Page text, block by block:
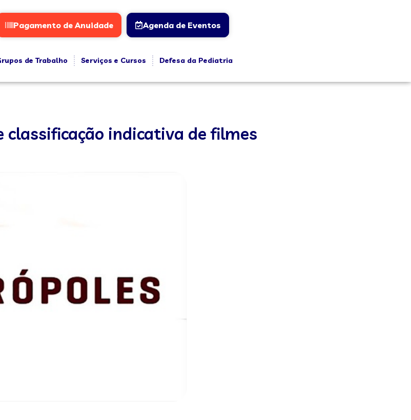
Pagamento de Anuidade Agenda de Eventos
de Trabalho Serviços e Cursos
Defesa da Pediatria
classificação indicativa de filmes